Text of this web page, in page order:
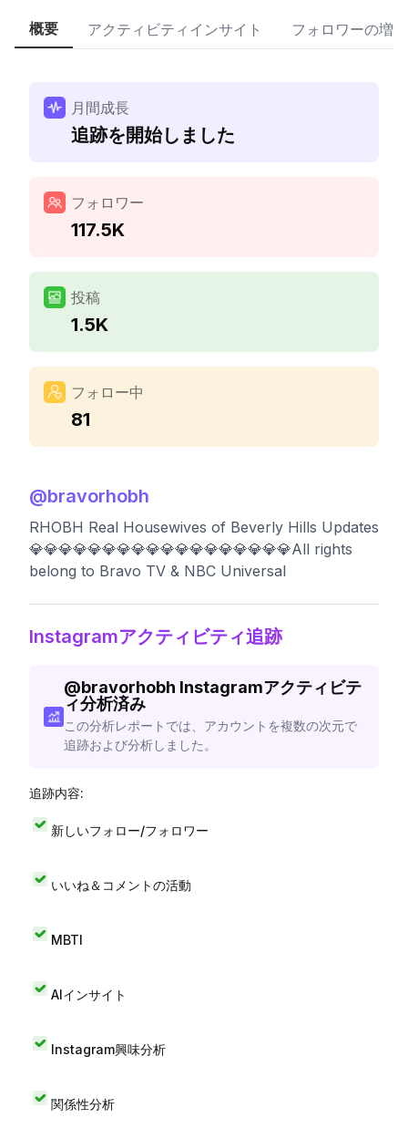
概要 アクティビティインサイト フォロワーの増加
月間成長
追跡を開始しました
フォロワー
117.5K
投稿
1.5K
フォロー中
81
@bravorhobh
RHOBH Real Housewives of Beverly Hills Updates
💎💎💎💎💎💎💎💎💎💎💎💎💎💎💎💎💎💎All rights
belong to Bravo TV & NBC Universal
Instagramアクティビティ追跡
@bravorhobh Instagramアクティビテ
ィ分析済み
この分析レポートでは、アカウントを複数の次元で
追跡および分析しました。
追跡内容:
新しいフォロー/フォロワー
いいね＆コメントの活動
MBTI
AIインサイト
Instagram興味分析
関係性分析